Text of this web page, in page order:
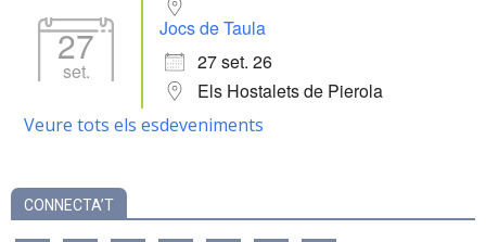
27
set.
Jocs de Taula
27 set. 26
Els Hostalets de Pierola
Veure tots els esdeveniments
CONNECTA’T